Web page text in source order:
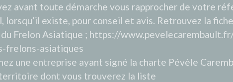
avant toute démarche vous rapprocher de votre
lorsqu’il existe, pour conseil et avis. Retrouvez la
Frelon Asiatique ; https://
frelons-asiatiques
une entreprise ayant signé la charte Pévèle
dont vous trouverez la liste